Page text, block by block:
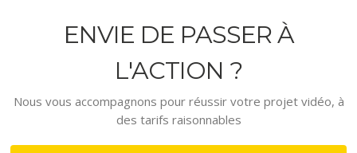
ENVIE DE PASSER À
L'ACTION ?
Nous vous accompagnons pour réussir votre projet vidéo, à
des tarifs raisonnables